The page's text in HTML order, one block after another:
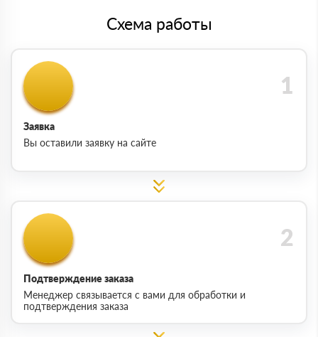
Схема работы
Заявка
Вы оставили заявку на сайте
Подтверждение заказа
Менеджер связывается с вами для обработки и
подтверждения заказа